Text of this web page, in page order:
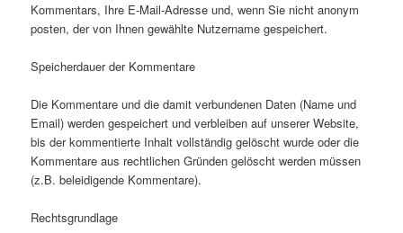
Kommentars, Ihre E-Mail-Adresse und, wenn Sie nicht anonym
posten, der von Ihnen gewählte Nutzername gespeichert.
Speicherdauer der Kommentare
Die Kommentare und die damit verbundenen Daten (Name und
Email) werden gespeichert und verbleiben auf unserer Website,
bis der kommentierte Inhalt vollständig gelöscht wurde oder die
Kommentare aus rechtlichen Gründen gelöscht werden müssen
(z.B. beleidigende Kommentare).
Rechtsgrundlage